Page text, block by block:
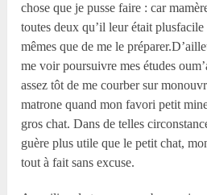
chose que je pusse faire : car
toutes deux qu’il leur était
mêmes que de me le
me voir poursuivre mes études
assez tôt de me courber sur
matrone quand mon favori petit
gros chat. Dans de telles
guère plus utile que le petit chat,
tout à fait sans excuse.